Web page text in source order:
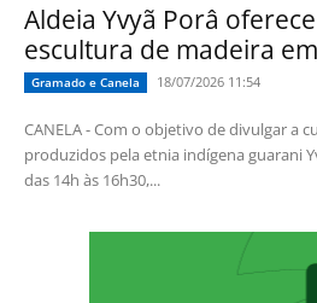
Aldeia Yvyã Porâ
escultura de madeira
Gramado e Canela 18/07/2026 11:54
CANELA - Com o objetivo de divulgar a
produzidos pela etnia indígena guarani
das 14h às 16h30,...